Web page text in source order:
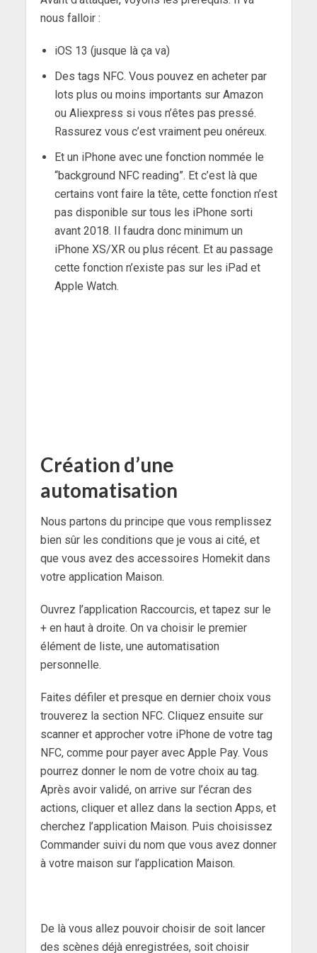
nous falloir :
iOS 13 (jusque là ça va)
Des tags NFC. Vous pouvez en acheter par
lots plus ou moins importants sur Amazon
ou Aliexpress si vous n’êtes pas pressé.
Rassurez vous c’est vraiment peu onéreux.
Et un iPhone avec une fonction nommée le
“background NFC reading”. Et c’est là que
certains vont faire la tête, cette fonction n’est
pas disponible sur tous les iPhone sorti
avant 2018. Il faudra donc minimum un
iPhone XS/XR ou plus récent. Et au passage
cette fonction n’existe pas sur les iPad et
Apple Watch.
Création d’une
automatisation
Nous partons du principe que vous remplissez
bien sûr les conditions que je vous ai cité, et
que vous avez des accessoires Homekit dans
votre application Maison.
Ouvrez l’application Raccourcis, et tapez sur le
+ en haut à droite. On va choisir le premier
élément de liste, une automatisation
personnelle.
Faites défiler et presque en dernier choix vous
trouverez la section NFC. Cliquez ensuite sur
scanner et approcher votre iPhone de votre tag
NFC, comme pour payer avec Apple Pay. Vous
pourrez donner le nom de votre choix au tag.
Après avoir validé, on arrive sur l’écran des
actions, cliquer et allez dans la section Apps, et
cherchez l’application Maison. Puis choisissez
Commander suivi du nom que vous avez donner
à votre maison sur l’application Maison.
De là vous allez pouvoir choisir de soit lancer
des scènes déjà enregistrées, soit choisir